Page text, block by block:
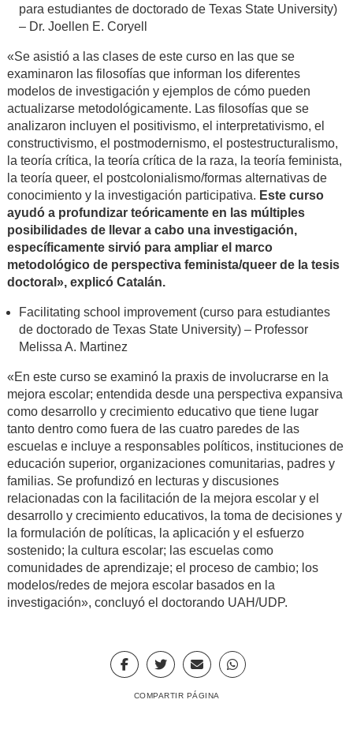
para estudiantes de doctorado de Texas State University)
– Dr. Joellen E. Coryell
«Se asistió a las clases de este curso en las que se
examinaron las filosofías que informan los diferentes
modelos de investigación y ejemplos de cómo pueden
actualizarse metodológicamente. Las filosofías que se
analizaron incluyen el positivismo, el interpretativismo, el
constructivismo, el postmodernismo, el postestructuralismo,
la teoría crítica, la teoría crítica de la raza, la teoría feminista,
la teoría queer, el postcolonialismo/formas alternativas de
conocimiento y la investigación participativa. Este curso
ayudó a profundizar teóricamente en las múltiples
posibilidades de llevar a cabo una investigación,
específicamente sirvió para ampliar el marco
metodológico de perspectiva feminista/queer de la tesis
doctoral», explicó Catalán.
Facilitating school improvement (curso para estudiantes
de doctorado de Texas State University) – Professor
Melissa A. Martinez
«En este curso se examinó la praxis de involucrarse en la
mejora escolar; entendida desde una perspectiva expansiva
como desarrollo y crecimiento educativo que tiene lugar
tanto dentro como fuera de las cuatro paredes de las
escuelas e incluye a responsables políticos, instituciones de
educación superior, organizaciones comunitarias, padres y
familias. Se profundizó en lecturas y discusiones
relacionadas con la facilitación de la mejora escolar y el
desarrollo y crecimiento educativos, la toma de decisiones y
la formulación de políticas, la aplicación y el esfuerzo
sostenido; la cultura escolar; las escuelas como
comunidades de aprendizaje; el proceso de cambio; los
modelos/redes de mejora escolar basados en la
investigación», concluyó el doctorando UAH/UDP.
COMPARTIR PÁGINA